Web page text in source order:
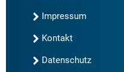
Impressum
Kontakt
Datenschutz